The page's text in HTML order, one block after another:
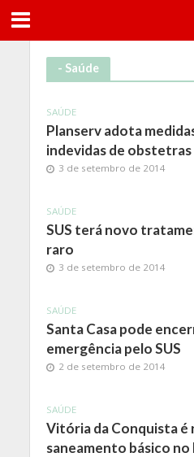
- Saúde
SAÚDE
Planserv adota
indevidas de
3 de setembro de 2014
SAÚDE
SUS terá novo
raro
3 de setembro de 2014
SAÚDE
Santa Casa pode
emergência pelo SUS
2 de setembro de 2014
SAÚDE
Vitória da Conquista é
saneamento básico